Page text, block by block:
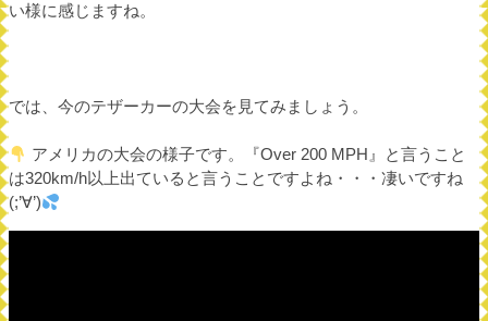
い様に感じますね。
では、今のテザーカーの大会を見てみましょう。
アメリカの大会の様子です。『Over 200 MPH』と言うこと
は320km/h以上出ていると言うことですよね・・・凄いですね
(;’∀’)